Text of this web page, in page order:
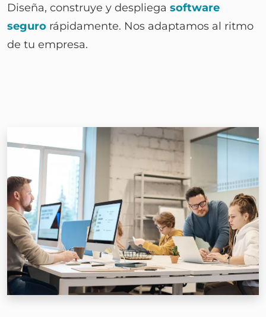
Diseña, construye y despliega software
seguro rápidamente. Nos adaptamos al ritmo
de tu empresa.